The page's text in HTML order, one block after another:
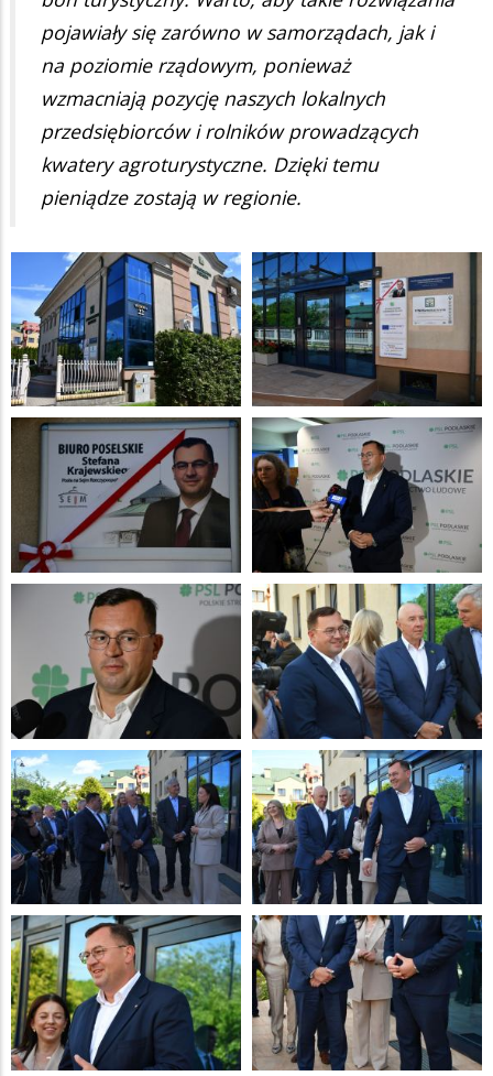
pojawiały się zarówno w samorządach, jak i
na poziomie rządowym, ponieważ
wzmacniają pozycję naszych lokalnych
przedsiębiorców i rolników prowadzących
kwatery agroturystyczne. Dzięki temu
pieniądze zostają w regionie.